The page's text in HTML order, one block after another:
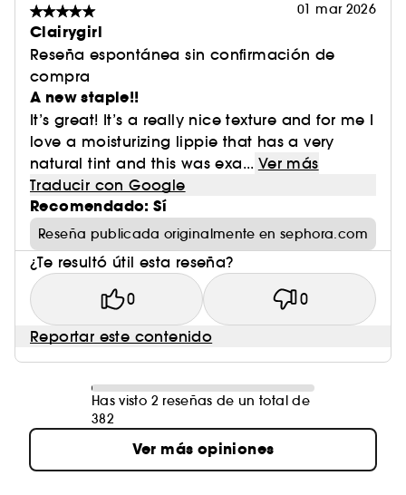
01 mar 2026
Clairygirl
Reseña espontánea sin confirmación de
compra
A new staple!!
It’s great! It’s a really nice texture and for me I
love a moisturizing lippie that has a very
natural tint and this was exa... Ver más
Traducir con Google
Recomendado: Sí
Reseña publicada originalmente en sephora.com
¿Te resultó útil esta reseña?
0 0
Reportar este contenido
Has visto 2 reseñas de un total de
382
Ver más opiniones